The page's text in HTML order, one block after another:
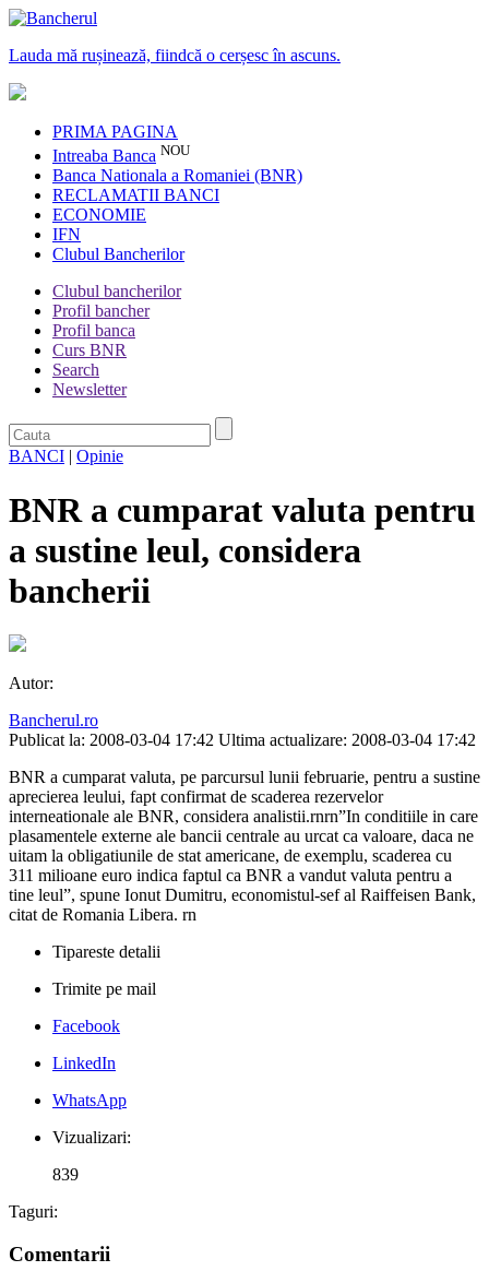
Lauda mă rușinează, fiindcă o cerșesc în ascuns.
PRIMA PAGINA
Intreaba Banca NOU
Banca Nationala a Romaniei (BNR)
RECLAMATII BANCI
ECONOMIE
IFN
Clubul Bancherilor
Clubul bancherilor
Profil bancher
Profil banca
Curs BNR
Search
Newsletter
BANCI | Opinie
BNR a cumparat valuta pentru
a sustine leul, considera
bancherii
Autor:
Bancherul.ro
Publicat la: 2008-03-04 17:42 Ultima actualizare: 2008-03-04 17:42
BNR a cumparat valuta, pe parcursul lunii februarie, pentru a sustine
aprecierea leului, fapt confirmat de scaderea rezervelor
interneationale ale BNR, considera analistii.rnrn”In conditiile in care
plasamentele externe ale bancii centrale au urcat ca valoare, daca ne
uitam la obligatiunile de stat americane, de exemplu, scaderea cu
311 milioane euro indica faptul ca BNR a vandut valuta pentru a
tine leul”, spune Ionut Dumitru, economistul-sef al Raiffeisen Bank,
citat de Romania Libera. rn
Tipareste detalii
Trimite pe mail
Facebook
LinkedIn
WhatsApp
Vizualizari:
839
Taguri:
Comentarii